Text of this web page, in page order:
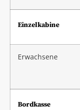
Einzelkabine
Erwachsene
Bordkasse